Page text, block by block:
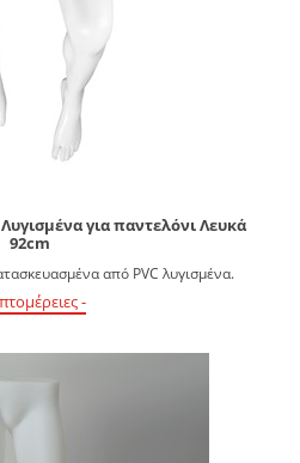
για παντελόνι Λευκά
92cm
από PVC λυγισμένα.
-